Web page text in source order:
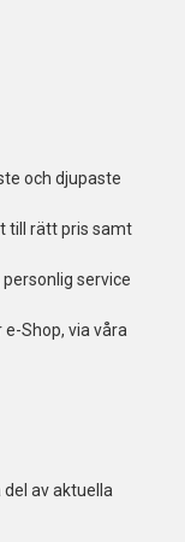
och djupaste
till rätt pris samt
service
e-Shop, via våra
av aktuella